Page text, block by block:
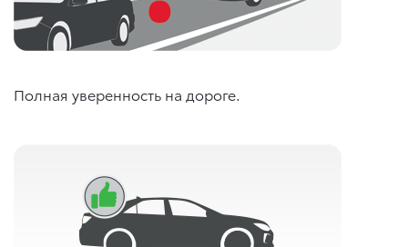
Полная уверенность на дороге.